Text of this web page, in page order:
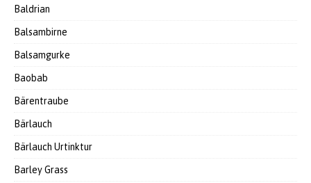
Baldrian
Balsambirne
Balsamgurke
Baobab
Bärentraube
Bärlauch
Bärlauch Urtinktur
Barley Grass